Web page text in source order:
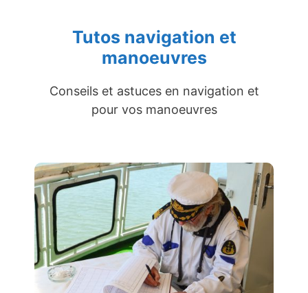
Tutos navigation et
manoeuvres
Conseils et astuces en navigation et
pour vos manoeuvres